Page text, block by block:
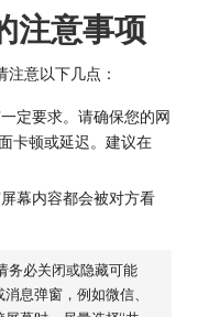
注意事项
意以下几点：
定要求。请确保您的网
卡顿或延迟。建议在
幕内容都会被对方看
务必关闭或隐藏可能
息弹窗，例如微信、